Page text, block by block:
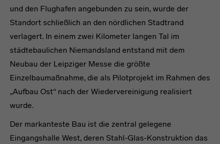
und den Flughafen angebunden zu sein, wurde der
Standort schließlich an den nördlichen Stadtrand
verlagert. In einem zwei Kilometer langen Tal im
städtebaulichen Niemandsland entstand mit dem
Neubau der Leipziger Messe die größte
Einzelbaumaßnahme, die als Pilotprojekt im Rahmen des
„Aufbau Ost“ nach der Wiedervereinigung realisiert
wurde.
Der markanteste Bau ist die zentral gelegene
Eingangshalle West, deren Stahl-Glas-Konstruktion das